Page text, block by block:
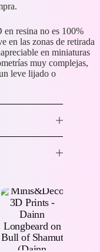
en resina no es 100%
en las zonas de retirada
en miniaturas
muy complejas,
leve lijado o